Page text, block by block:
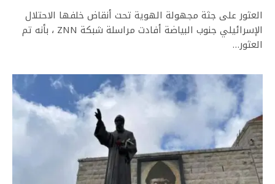
العثور على جثة مجهولة الهوية تحت أنقاض خلفها الاحتلال
الإسرائيلي جنوب البياضة أفادت مراسلة شبكة ZNN ، بأنه تم
العثور…